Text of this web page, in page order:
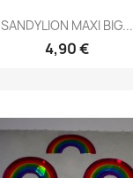
SANDYLION MAXI BIG...
4,90 €